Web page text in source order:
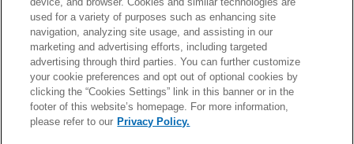
About NFL
More NFL 特集
TOP お問い合わせ FAQ
used for a variety of purposes such as enhancing site
navigation, analyzing site usage, and assisting in our
marketing and advertising efforts, including targeted
advertising through third parties. You can further customize
your cookie preferences and opt out of optional cookies by
clicking the “Cookies Settings” link in this banner or in the
footer of this website’s homepage. For more information,
please refer to our Privacy Policy.